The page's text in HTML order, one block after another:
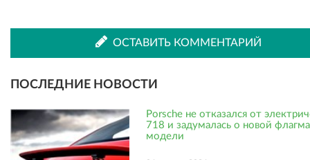
ВКонтакте
Одноклассниках
ОСТАВИТЬ КОММЕНТАРИЙ
ПОСЛЕДНИЕ НОВОСТИ
Porsche не отказался от
718 и задумалась о новой
модели